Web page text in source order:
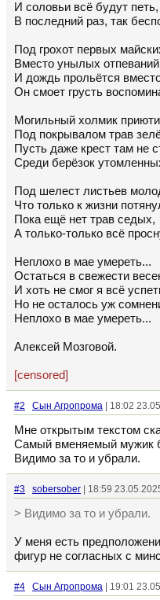
И соловьи всё будут петь,
В последний раз, так
Под грохот первых
Вместо унылых
И дождь прольётся
Он смоет грусть
Могильный холмик
Под покрывалом трав
Пусть даже крест там не
Среди берёзок
Под шелест листьев
Что только к жизни
Пока ещё нет трав седых,
А только-только всё
Неплохо в мае умереть...
Остаться в свежести
И хоть не смог я всё
Но не осталось уж
Неплохо в мае умереть...
Алексей Мозговой.
[censored]
#2 Сын Агропрома | 18:02
Мне открытым текстом
Самый вменяемый мужик
Видимо за то и убрали.
#3 sobersober | 18:59
> Видимо за то и убрали.
У меня есть
фигур не согласных с
#4 Сын Агропрома | 19:01